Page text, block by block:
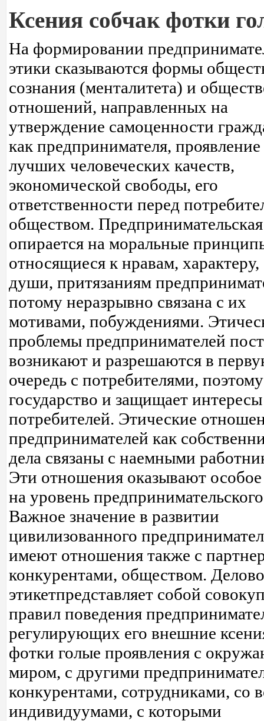
Ксения собчак фотки
На формировании
этики сказываются формы
сознания (менталитета) и
отношений, направленных на
утверждение самоценности
как предпринимателя, проявление
лучших человеческих качеств,
экономической свободы, его
ответственности перед
обществом. Предпринимательская
опирается на моральные
относящиеся к нравам, характеру,
души, притязаниям
потому неразрывно связана с их
мотивами, побуждениями.
проблемы предпринимателей
возникают и разрешаются в
очередь с потребителями, поэтому
государство и защищает интересы
потребителей. Этические
предпринимателей как
дела связаны с наемными
Эти отношения оказывают
на уровень
Важное значение в развитии
цивилизованного
имеют отношения также с
конкурентами, обществом.
этикетпредставляет собой
правил поведения
регулирующих его внешние
фотки голые проявления с
миром, с другими
конкурентами, сотрудниками, со
индивидуумами, с которыми